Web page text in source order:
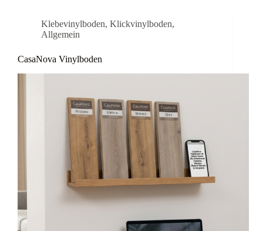
Klebevinylboden, Klickvinylboden,
Allgemein
CasaNova Vinylboden